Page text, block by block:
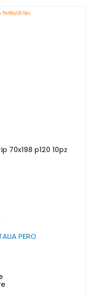
70x198 p120 10pz
PERO